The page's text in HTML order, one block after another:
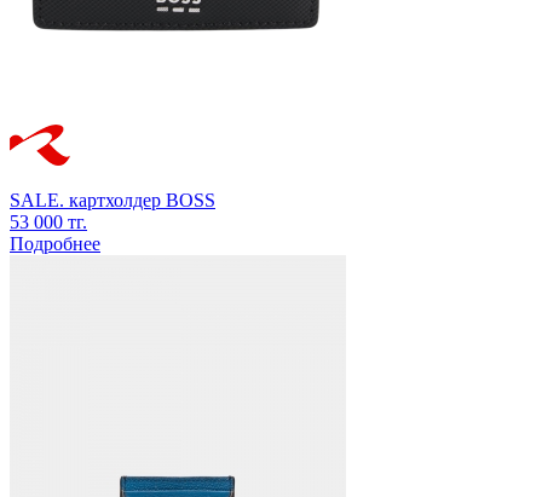
SALE. картхолдер BOSS
53 000 тг.
Подробнее